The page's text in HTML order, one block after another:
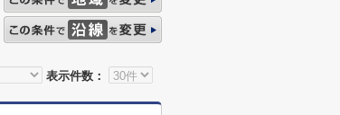
表示件数：